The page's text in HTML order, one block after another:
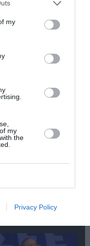
my
my
the
Privacy Policy
νέα για